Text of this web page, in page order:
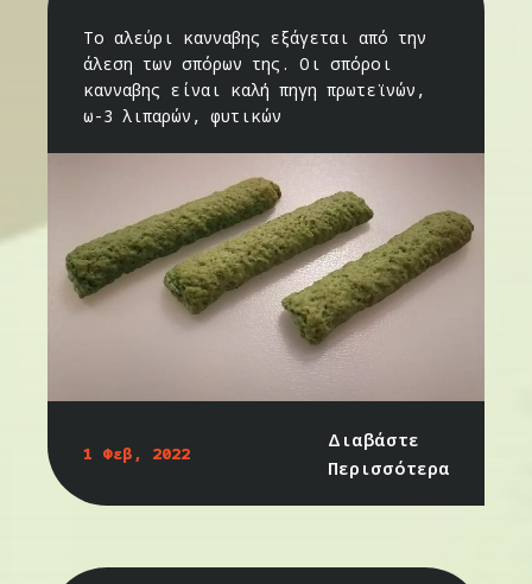
Το αλεύρι κανναβης εξάγεται από την
άλεση των σπόρων της. Οι σπόροι
κανναβης είναι καλή πηγη πρωτεϊνών,
ω-3 λιπαρών, φυτικών
1 Φεβ, 2022
Διαβάστε
Περισσότερα